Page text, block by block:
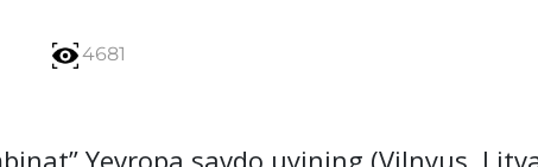
4681
Yevropa savdo uyining (Vilnyus,